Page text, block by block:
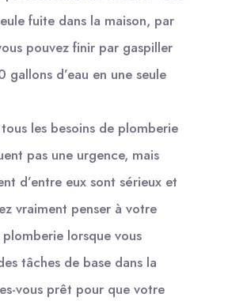
fuite dans la maison, par
pouvez finir par gaspiller
gallons d’eau en une seule
tous les besoins de plomberie
pas une urgence, mais
d’entre eux sont sérieux et
vraiment penser à votre
lorsque vous
tâches de base dans la
vous prêt pour que votre